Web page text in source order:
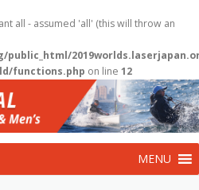
all - assumed 'all' (this will throw an
public_html/
functions.php on line 12
MENU